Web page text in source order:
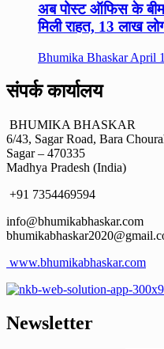
अब पोस्ट ऑफिस के
मिली राहत, 13 लाख
Bhumika BhaskarApril
संपर्क कार्यालय
BHUMIKA BHASKAR
6/43, Sagar Road, Bara
Sagar – 470335
Madhya Pradesh (India)
+91 7354469594
info@bhumikabhaskar.com
www.bhumikabhaskar.com
Newsletter